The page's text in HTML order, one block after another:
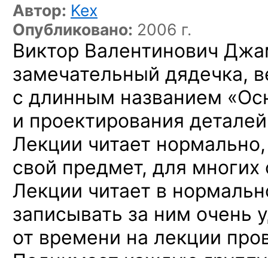
Автор: Kex
Опубликовано: 2006 г.
Виктор Валентинович
замечательный дядечка,
с длинным названием
и проектирования
Лекции читает
свой предмет, для многих
Лекции читает в
записывать за ним очень
от времени на лекции